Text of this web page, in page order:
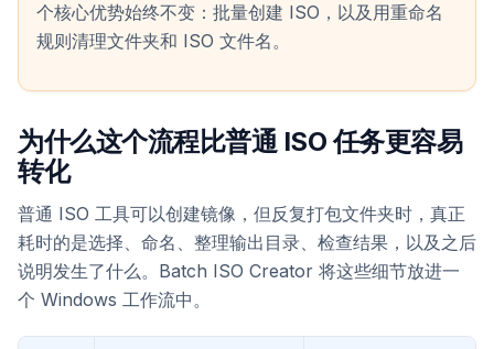
个核心优势始终不变：批量创建 ISO，以及用重命名
规则清理文件夹和 ISO 文件名。
为什么这个流程比普通 ISO 任务更容易
转化
普通 ISO 工具可以创建镜像，但反复打包文件夹时，真正
耗时的是选择、命名、整理输出目录、检查结果，以及之后
说明发生了什么。Batch ISO Creator 将这些细节放进一
个 Windows 工作流中。